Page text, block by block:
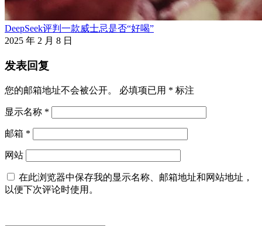
DeepSeek评判一款威士忌是否“好喝”
2025 年 2 月 8 日
发表回复
您的邮箱地址不会被公开。 必填项已用 * 标注
显示名称 *
邮箱 *
网站
在此浏览器中保存我的显示名称、邮箱地址和网站地址，
以便下次评论时使用。